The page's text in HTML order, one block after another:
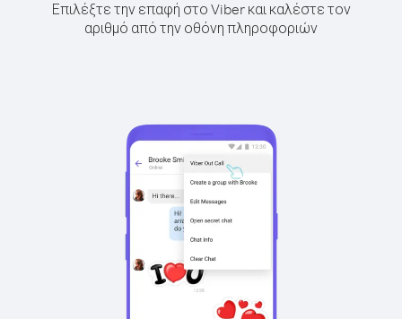
Επιλέξτε την επαφή στο Viber και καλέστε τον
αριθμό από την οθόνη πληροφοριών